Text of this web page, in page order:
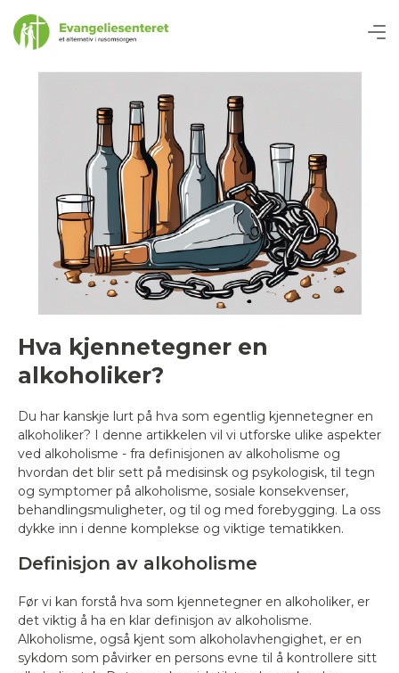
Hva kjennetegner en
alkoholiker?
Du har kanskje lurt på hva som egentlig kjennetegner en
alkoholiker? I denne artikkelen vil vi utforske ulike aspekter
ved alkoholisme - fra definisjonen av alkoholisme og
hvordan det blir sett på medisinsk og psykologisk, til tegn
og symptomer på alkoholisme, sosiale konsekvenser,
behandlingsmuligheter, og til og med forebygging. La oss
dykke inn i denne komplekse og viktige tematikken.
Definisjon av alkoholisme
Før vi kan forstå hva som kjennetegner en alkoholiker, er
det viktig å ha en klar definisjon av alkoholisme.
Alkoholisme, også kjent som alkoholavhengighet, er en
sykdom som påvirker en persons evne til å kontrollere sitt